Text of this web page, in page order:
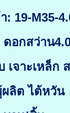
: 19-M35-
อกสว่าน
เจาะเหล็ก
ผลิต ไต้หวัน